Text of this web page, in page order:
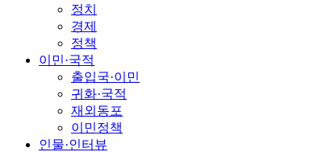
정치
경제
정책
이민·국적
출입국·이민
귀화·국적
재외동포
이민정책
인물·인터뷰